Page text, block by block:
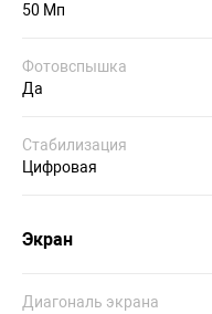
50 Мп
Фотовспышка
Да
Стабилизация
Цифровая
Экран
Диагональ экрана